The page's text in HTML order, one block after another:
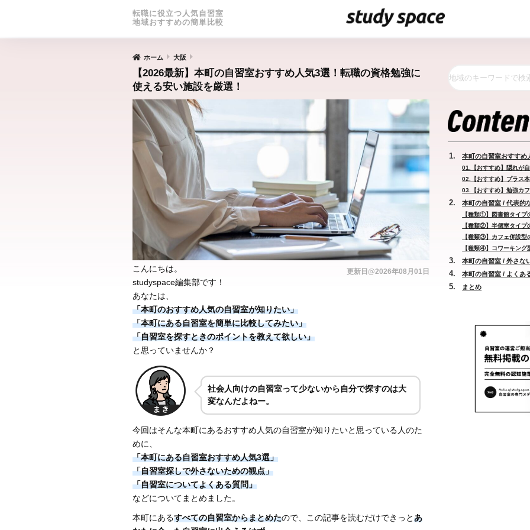
転職に役立つ人気自習室
地域おすすめの簡単比較
ホーム 大阪
【2026最新】本町の自習室おすすめ人気3選！転職の資格勉強に
使える安い施設を厳選！
更新日@2026年08月01日
こんにちは。
studyspace編集部です！
あなたは、
「本町のおすすめ人気の自習室が知りたい」
「本町にある自習室を簡単に比較してみたい」
「自習室を探すときのポイントを教えて欲しい」
と思っていませんか？
社会人向けの自習室って少ないから自分で探すのは大
変なんだよねー。
今回はそんな本町にあるおすすめ人気の自習室が知りたいと思っている人のた
めに、
「本町にある自習室おすすめ人気3選」
「自習室探しで外さないための観点」
「自習室についてよくある質問」
などについてまとめました。
本町にあるすべての自習室からまとめたので、この記事を読むだけできっとあ
本町の自習室おすすめ
01.【おすすめ】隠れが
02.【おすすめ】プラス
03.【おすすめ】勉強カ
本町の自習室 / 代表的
【種類①】図書館タイプ
【種類②】半個室タイプ
【種類③】カフェ併設型
【種類④】コワーキング
本町の自習室 / 外さな
本町の自習室 / よくあ
まとめ